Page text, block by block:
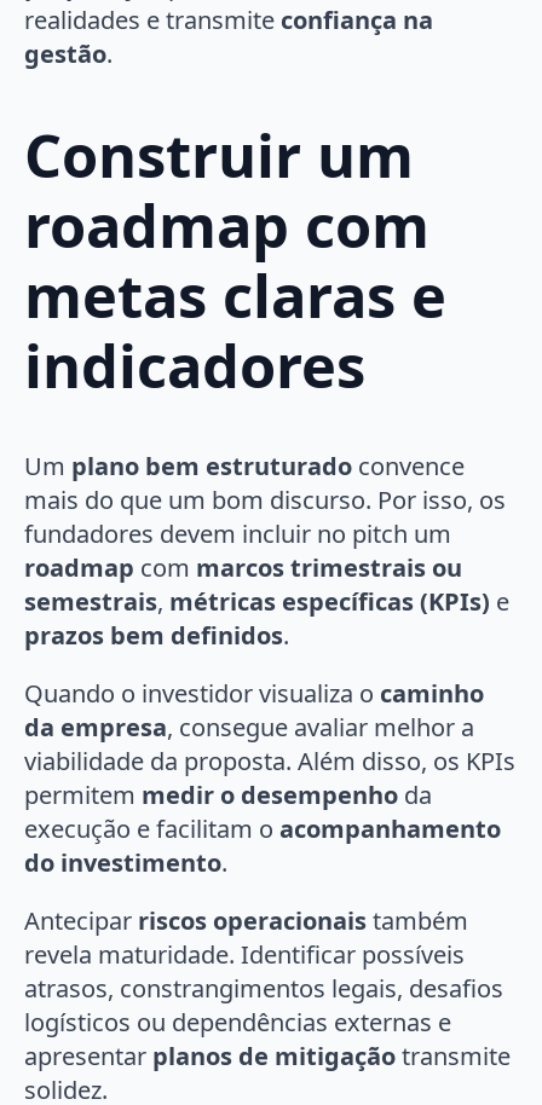
realidades e transmite confiança na
gestão.
Construir um
roadmap com
metas claras e
indicadores
Um plano bem estruturado convence
mais do que um bom discurso. Por isso, os
fundadores devem incluir no pitch um
roadmap com marcos trimestrais ou
semestrais, métricas específicas (KPIs) e
prazos bem definidos.
Quando o investidor visualiza o caminho
da empresa, consegue avaliar melhor a
viabilidade da proposta. Além disso, os KPIs
permitem medir o desempenho da
execução e facilitam o acompanhamento
do investimento.
Antecipar riscos operacionaistambém
revela maturidade. Identificar possíveis
atrasos, constrangimentos legais, desafios
logísticos ou dependências externas e
apresentar planos de mitigaçãotransmite
solidez.